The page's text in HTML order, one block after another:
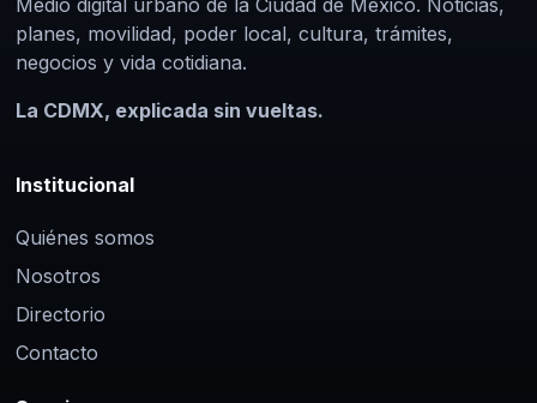
Medio digital urbano de la Ciudad de México. Noticias,
planes, movilidad, poder local, cultura, trámites,
negocios y vida cotidiana.
La CDMX, explicada sin vueltas.
Institucional
Quiénes somos
Nosotros
Directorio
Contacto